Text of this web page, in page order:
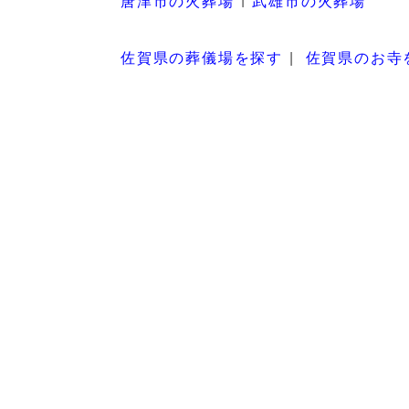
佐賀県の葬儀場を探す 佐賀県のお寺